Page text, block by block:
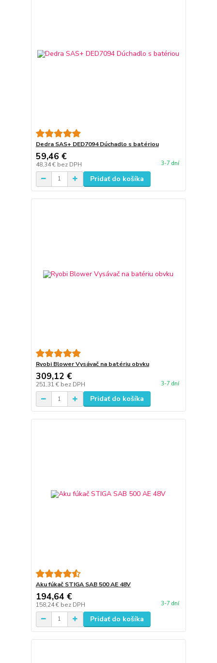
Dedra SAS+ DED7094 Dúchadlo s batériou
59,46 €
48,34 € bez DPH 3-7 dní
Pridať do košíka
Ryobi Blower Vysávač na batériu obvku
309,12 €
251,31 € bez DPH 3-7 dní
Pridať do košíka
Aku fúkač STIGA SAB 500 AE 48V
194,64 €
158,24 € bez DPH 3-7 dní
Pridať do košíka